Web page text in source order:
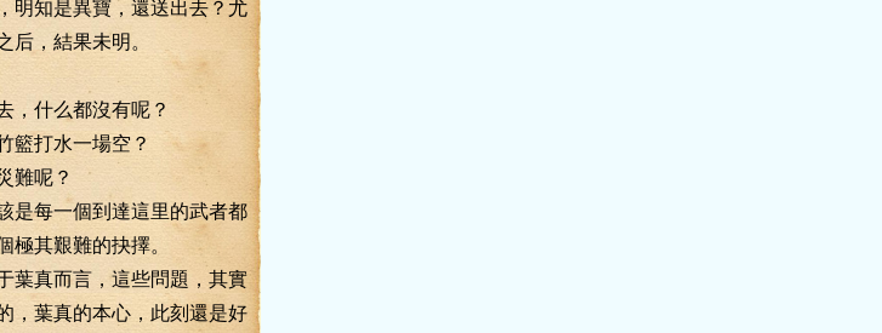
知是異寶，還送出去？尤
后，結果未明。
什么都沒有呢？
打水一場空？
呢？
每一個到達這里的武者都
極其艱難的抉擇。
真而言，這些問題，其實
，葉真的本心，此刻還是好